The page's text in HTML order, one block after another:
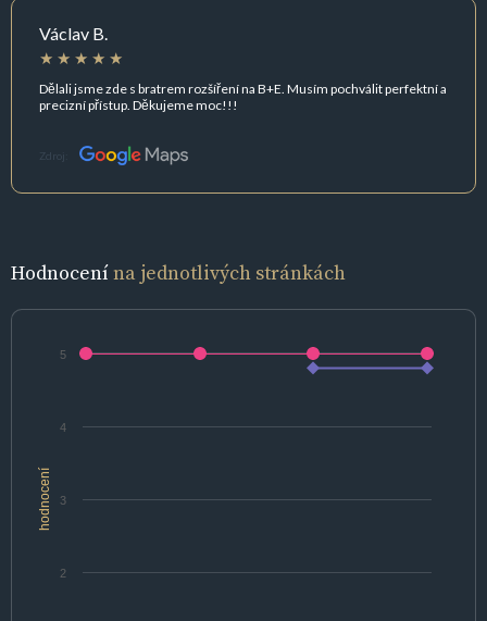
Václav B.
Dělali jsme zde s bratrem rozšíření na B+E. Musím pochválit perfektní a
precizní přístup. Děkujeme moc!!!
Zdroj:
Hodnocenína jednotlivých stránkách
hodnocení
2
3
4
5